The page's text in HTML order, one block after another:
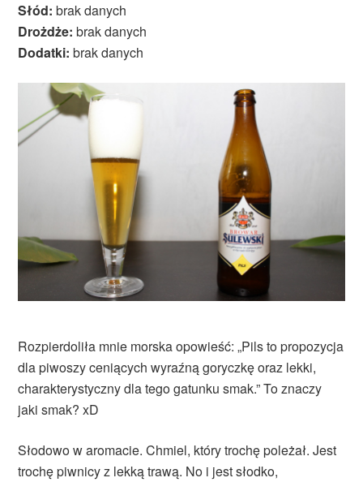
Słód: brak danych
Drożdże: brak danych
Dodatki: brak danych
Rozpierdoliła mnie morska opowieść: „Pils to propozycja
dla piwoszy ceniących wyraźną goryczkę oraz lekki,
charakterystyczny dla tego gatunku smak.” To znaczy
jaki smak? xD
Słodowo w aromacie. Chmiel, który trochę poleżał. Jest
trochę piwnicy z lekką trawą. No i jest słodko,